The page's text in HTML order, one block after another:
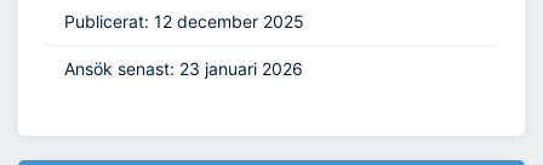
Publicerat: 12 december 2025
Ansök senast: 23 januari 2026